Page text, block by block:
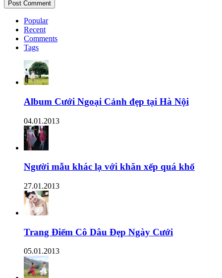
Popular
Recent
Comments
Tags
Album Cưới Ngoại Cảnh đẹp tại Hà Nội
04.01.2013
Người mẫu khác lạ với khăn xếp quá khổ
27.01.2013
Trang Điểm Cô Dâu Đẹp Ngày Cưới
05.01.2013